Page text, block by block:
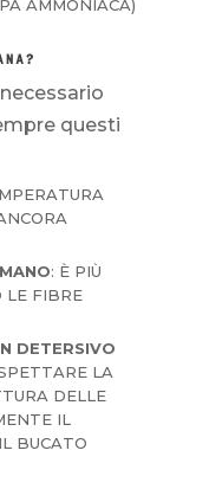
AMMONIACA)
questi
: È PIÙ
LE FIBRE
DETERSIVO
LA
DELLE
IL
BUCATO